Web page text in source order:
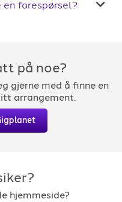
en forespørsel?
på noe?
gjerne med å finne en
arrangement.
hjemmeside?